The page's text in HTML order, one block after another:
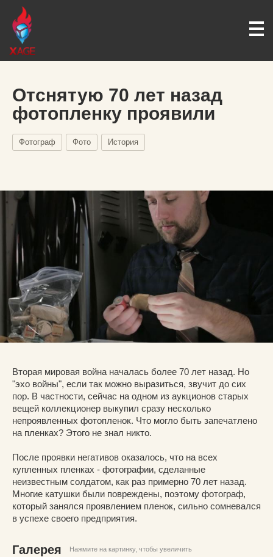
Отснятую 70 лет назад
фотопленку проявили
Фотограф Фото История
Вторая мировая война началась более 70 лет назад. Но
"эхо войны", если так можно выразиться, звучит до сих
пор. В частности, сейчас на одном из аукционов старых
вещей коллекционер выкупил сразу несколько
непроявленных фотопленок. Что могло быть запечатлено
на пленках? Этого не знал никто.
После проявки негативов оказалось, что на всех
купленных пленках - фотографии, сделанные
неизвестным солдатом, как раз примерно 70 лет назад.
Многие катушки были повреждены, поэтому фотограф,
который занялся проявлением пленок, сильно сомневался
в успехе своего предприятия.
Галерея Нажмите на картинку, чтобы увеличить